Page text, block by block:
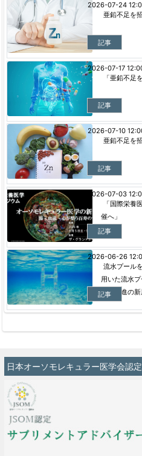
亜鉛不足を
記事
2026-07-24
「亜鉛不足
記事
2026-07-17
亜鉛不足を
記事
2026-07-10
「国際栄養
催へ」
記事
2026-07-03
流水プール
用いた流水
代謝促進の新
記事
2026-06-26
日本オーソモレキュラー医学会認